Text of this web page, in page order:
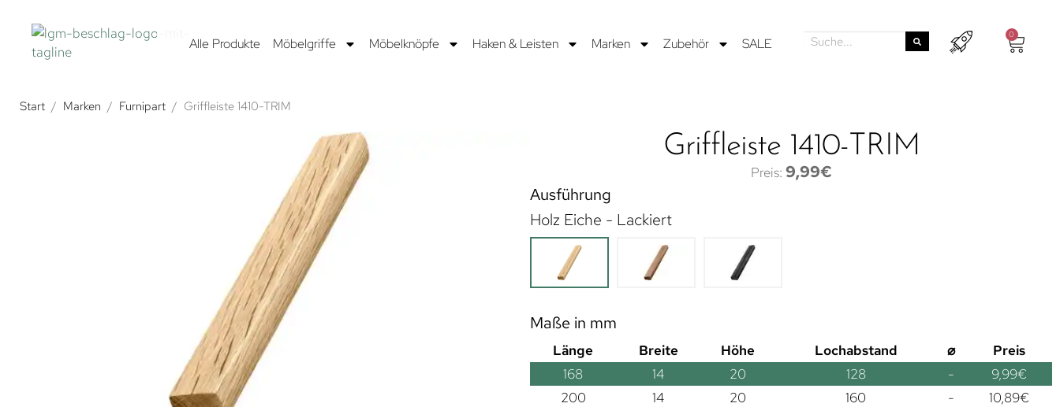
Alle Produkte Möbelgriffe Möbelknöpfe Haken & Leisten Marken Zubehör SALE
0
Start / Marken / Furnipart / Griffleiste 1410-TRIM
Griffleiste 1410-TRIM
9,99€
Ausführung
Holz Eiche - Lackiert
Maße in mm
Länge Breite Höhe Lochabstand ⌀
Preis
168
14 20 128 - 9,99€
200
14 20 160 - 10,89€